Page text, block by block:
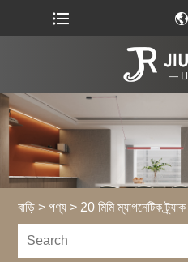
বাড়ি > পণ্য > 20 মিমি ম্যাগনেটিক ট্র্যাক